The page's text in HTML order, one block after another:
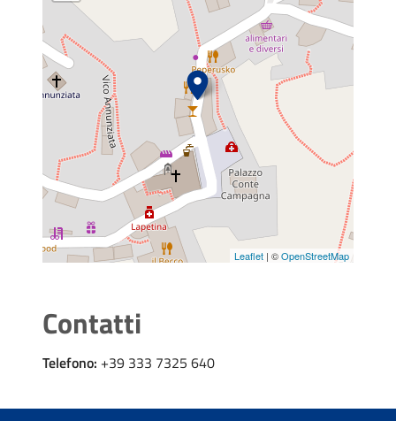
Leaflet | ©OpenStreetMap
Contatti
Telefono: +39 333 7325 640